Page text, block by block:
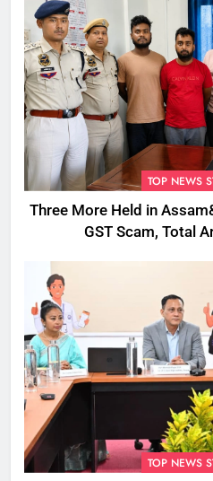
TOP NEWS
Three More Held in
GST Scam, Total
TOP NEWS